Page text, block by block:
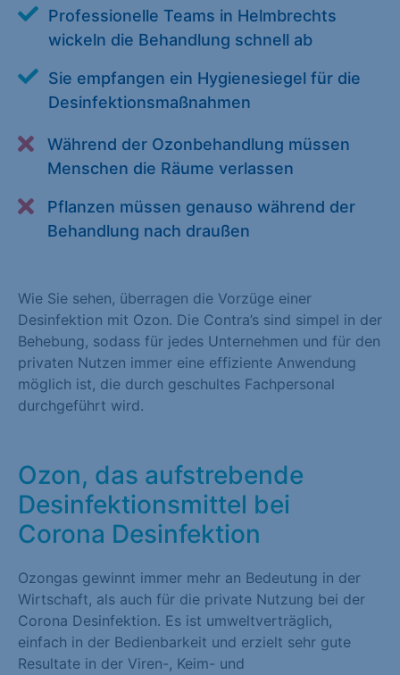
Professionelle Teams in Helmbrechts
wickeln die Behandlung schnell ab
Sie empfangen ein Hygienesiegel für die
Desinfektionsmaßnahmen
Während der Ozonbehandlung müssen
Menschen die Räume verlassen
Pflanzen müssen genauso während der
Behandlung nach draußen
Wie Sie sehen, überragen die Vorzüge einer
Desinfektion mit Ozon. Die Contra’s sind simpel in der
Behebung, sodass für jedes Unternehmen und für den
privaten Nutzen immer eine effiziente Anwendung
möglich ist, die durch geschultes Fachpersonal
durchgeführt wird.
Ozon, das aufstrebende
Desinfektionsmittel bei
Corona Desinfektion
Ozongas gewinnt immer mehr an Bedeutung in der
Wirtschaft, als auch für die private Nutzung bei der
Corona Desinfektion. Es ist umweltverträglich,
einfach in der Bedienbarkeit und erzielt sehr gute
Resultate in der Viren-, Keim- und
Alle akzeptieren Speichern
Essenziell (1)
Essenzielle Cookies ermöglichen grundlegende Funktionen und
sind für die einwandfreie Funktion der Website erforderlich.
Statistiken (1)
unsere Website nutzen. Statistik Cookies erfassen Informationen
anonym. Diese Informationen helfen uns zu verstehen, wie
unsere Besucher unsere Website nutzen.
Cookie-Informationen anzeigen
verwendet, um personalisierte Werbung anzuzeigen. Sie tun
dies, indem sie Besucher über Websites hinweg verfolgen.
Cookie-Informationen anzeigen
Externe Medien (1)
Inhalte von Videoplattformen und Social-Media-Plattformen
werden standardmäßig blockiert. Wenn Cookies von externen
Medien akzeptiert werden, bedarf der Zugriff auf diese Inhalte
keiner manuellen Einwilligung mehr.